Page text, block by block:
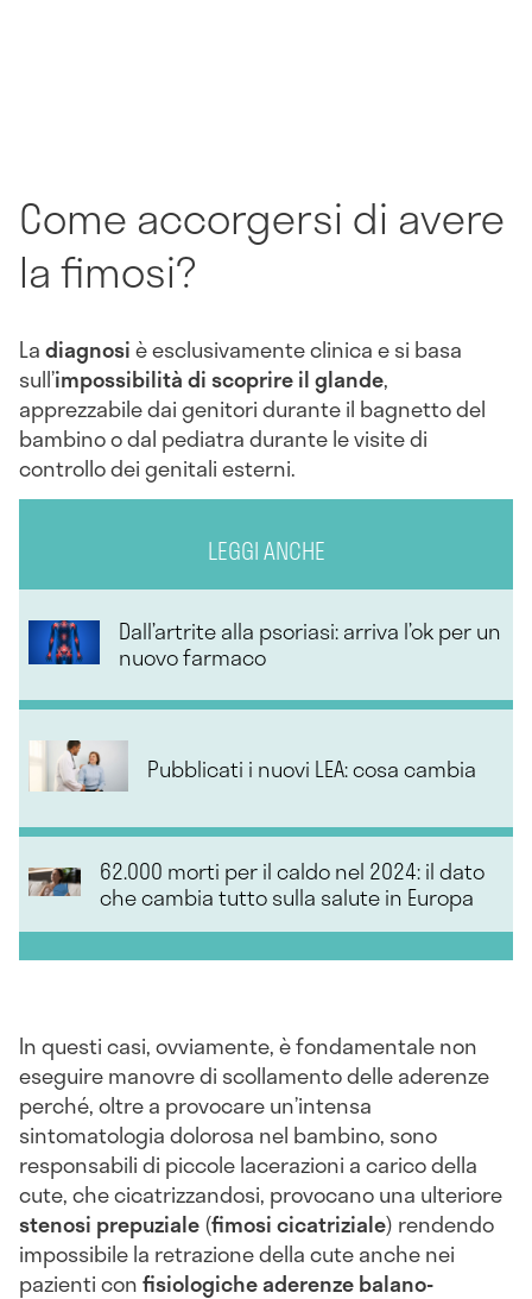
Come accorgersi di avere
la fimosi?
Ladiagnosiè esclusivamente clinica e si basa
sull’impossibilità di scoprire il glande,
apprezzabile dai genitori durante il bagnetto del
bambino o dal pediatra durante le visite di
controllo dei genitali esterni.
LEGGI ANCHE
Dall’artrite alla psoriasi: arriva l’ok per un
nuovo farmaco
Pubblicati i nuovi LEA: cosa cambia
62.000 morti per il caldo nel 2024: il dato
che cambia tutto sulla salute in Europa
In questi casi, ovviamente, è fondamentale non
eseguire manovre di scollamento delle aderenze
perché, oltre a provocare un’intensa
sintomatologia dolorosa nel bambino, sono
responsabili di piccole lacerazioni a carico della
cute, che cicatrizzandosi, provocano una ulteriore
stenosi prepuziale(fimosi cicatriziale) rendendo
impossibile la retrazione della cute anche nei
pazienti confisiologiche aderenze balano-